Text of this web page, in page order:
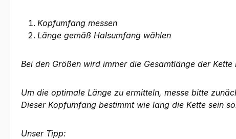
Kopfumfang messen
Länge gemäß Halsumfang wählen
Bei den Größen wird immer die Gesamtlänge der
Um die optimale Länge zu ermitteln, messe bitte
Dieser Kopfumfang bestimmt wie lang die Kette sein
Unser Tipp: